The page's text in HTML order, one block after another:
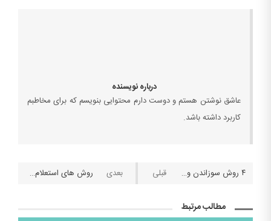
درباره نویسنده
عاشق نوشتن هستم و دوست دارم محتوایی بنویسم که برای مخاطبم
کاربرد داشته باشد.
۴ روش سوزاندن و یا مسدود کردن سیم کارت همراه اول به صورت حضوری و غیرحضوری روش های استعلام قبوض
مطالب مرتبط